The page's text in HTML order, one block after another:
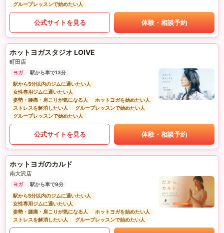
グループレッスンで始めたい人
公式サイトを見る 体験・相談予約
ホットヨガスタジオ LOIVE
町田店
ヨガ
駅から車で13分
駅から5分以内のジムに通いたい人
女性専用ジムに通いたい人
姿勢・腰痛・肩こりが気になる人
ホットヨガを始めたい人
ストレスを解消したい人
グループレッスンで始めたい人
グループレッスンで始めたい人
公式サイトを見る 体験・相談予約
ホットヨガのカルド
南大沢店
ヨガ
駅から車で9分
駅から5分以内のジムに通いたい人
女性専用ジムに通いたい人
姿勢・腰痛・肩こりが気になる人
ホットヨガを始めたい人
ストレスを解消したい人
グループレッスンで始めたい人